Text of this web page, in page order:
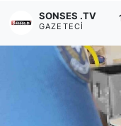
SONSES .TV
GAZETECI
Haberde insan
Tanıtım